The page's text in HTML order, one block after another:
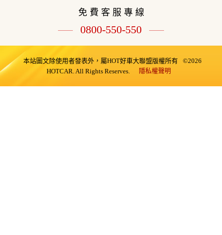
免 費 客 服 專 線
0800-550-550
本站圖文除使用者發表外，屬HOT好車大聯盟版權所有
©2026
HOTCAR. All Rights Reserves.
隱私權聲明